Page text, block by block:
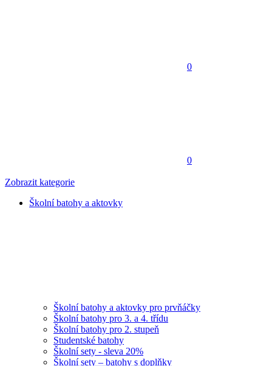
0
0
Zobrazit kategorie
Školní batohy a aktovky
Školní batohy a aktovky pro prvňáčky
Školní batohy pro 3. a 4. třídu
Školní batohy pro 2. stupeň
Studentské batohy
Školní sety - sleva 20%
Školní sety – batohy s doplňky